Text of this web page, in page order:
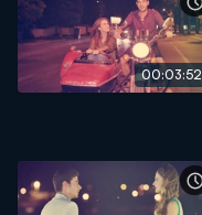
00:03:52